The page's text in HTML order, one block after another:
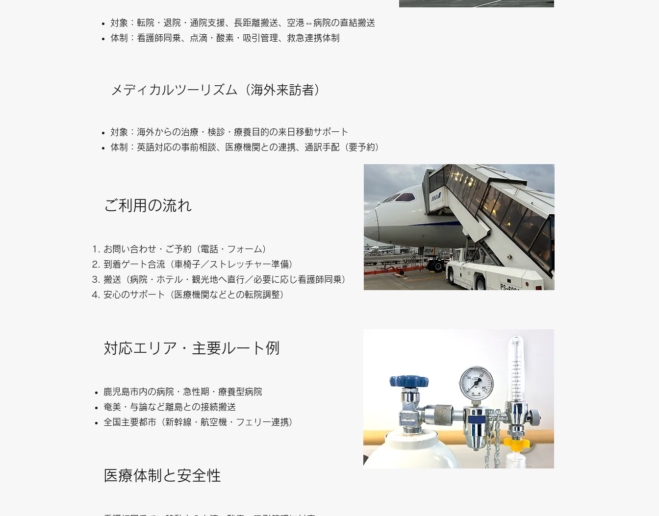
対象：転院・退院・通院支援、長距離搬送、空港⇔病院の直結搬送
体制：看護師同乗、点滴・酸素・吸引管理、救急連携体制
メディカルツーリズム（海外来訪者）
対象：海外からの治療・検診・療養目的の来日移動サポート
体制：英語対応の事前相談、医療機関との連携、通訳手配（要予約）
ご利用の流れ
お問い合わせ・ご予約（電話・フォーム）
到着ゲート合流（車椅子／ストレッチャー準備）
搬送（病院・ホテル・観光地へ直行／必要に応じ看護師同乗）
安心のサポート（医療機関などとの転院調整）
対応エリア・主要ルート例
鹿児島市内の病院・急性期・療養型病院
奄美・与論など離島との接続搬送
全国主要都市（新幹線・航空機・フェリー連携）
医療体制と安全性